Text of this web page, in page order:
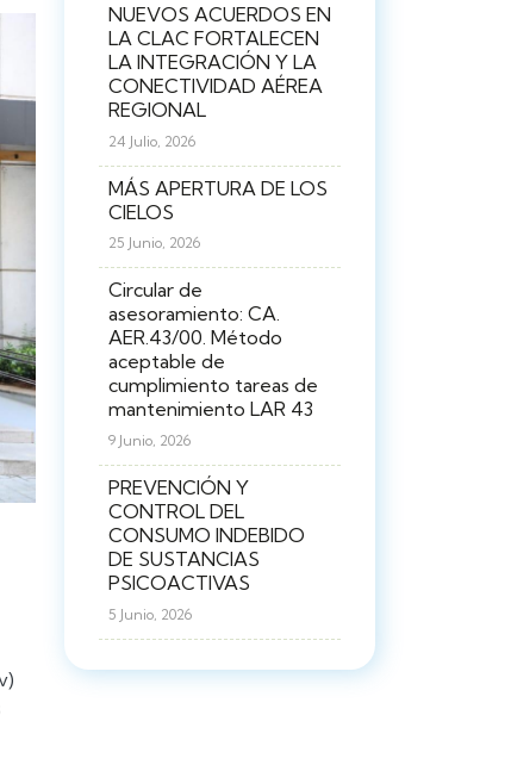
NUEVOS ACUERDOS EN
LA CLAC FORTALECEN
LA INTEGRACIÓN Y LA
CONECTIVIDAD AÉREA
REGIONAL
24 Julio, 2026
MÁS APERTURA DE LOS
CIELOS
25 Junio, 2026
Circular de
asesoramiento: CA.
AER.43/00. Método
aceptable de
cumplimiento tareas de
mantenimiento LAR 43
9 Junio, 2026
PREVENCIÓN Y
CONTROL DEL
CONSUMO INDEBIDO
DE SUSTANCIAS
PSICOACTIVAS
5 Junio, 2026